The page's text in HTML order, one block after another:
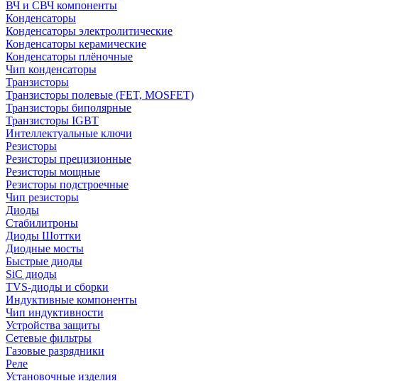
ВЧ и СВЧ компоненты
Конденсаторы
Конденсаторы электролитические
Конденсаторы керамические
Конденсаторы плёночные
Чип конденсаторы
Транзисторы
Транзисторы полевые (FET, MOSFET)
Транзисторы биполярные
Транзисторы IGBT
Интеллектуальные ключи
Резисторы
Резисторы прецизионные
Резисторы мощные
Резисторы подстроечные
Чип резисторы
Диоды
Стабилитроны
Диоды Шоттки
Диодные мосты
Быстрые диоды
SiC диоды
TVS-диоды и сборки
Индуктивные компоненты
Чип индуктивности
Устройства защиты
Сетевые фильтры
Газовые разрядники
Реле
Установочные изделия